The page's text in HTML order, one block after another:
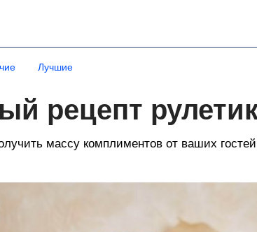
Лучшие
рецепт
массу комплиментов от ваших гостей